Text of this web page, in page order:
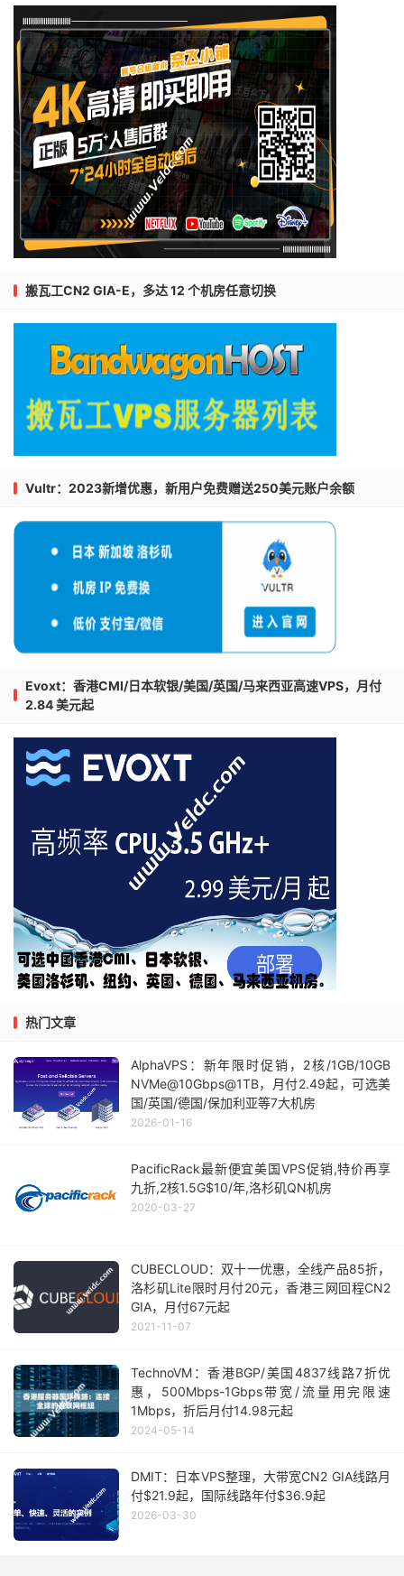
搬瓦工CN2 GIA-E，多达 12 个机房任意切换
Vultr：2023新增优惠，新用户免费赠送250美元账户余额
Evoxt：香港CMI/日本软银/美国/英国/马来西亚高速VPS，月付
2.84 美元起
热门文章
AlphaVPS：新年限时促销，2核/1GB/10GB
NVMe@10Gbps@1TB，月付2.49起，可选美
国/英国/德国/保加利亚等7大机房
2026-01-16
PacificRack最新便宜美国VPS促销,特价再享
九折,2核1.5G$10/年,洛杉矶QN机房
2020-03-27
CUBECLOUD：双十一优惠，全线产品85折，
洛杉矶Lite限时月付20元，香港三网回程CN2
GIA，月付67元起
2021-11-07
TechnoVM：香港BGP/美国4837线路7折优
惠，500Mbps-1Gbps带宽/流量用完限速
1Mbps，折后月付14.98元起
2024-05-14
DMIT：日本VPS整理，大带宽CN2 GIA线路月
付$21.9起，国际线路年付$36.9起
2026-03-30